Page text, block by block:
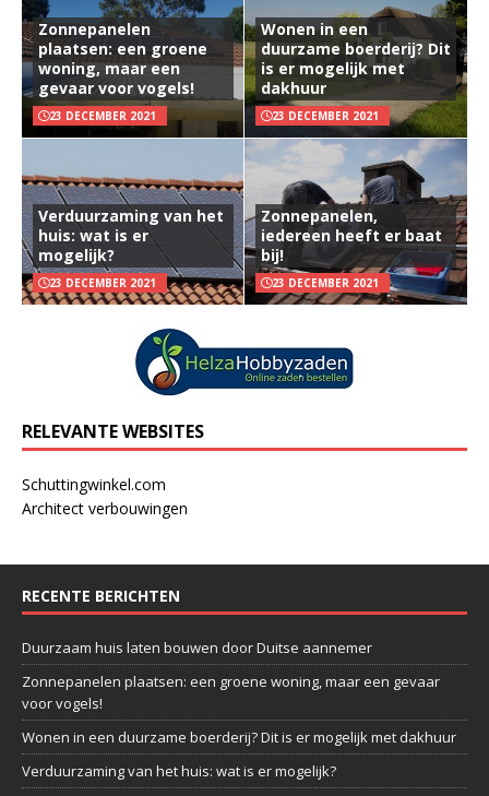
Zonnepanelen
plaatsen: een groene
woning, maar een
gevaar voor vogels!
23 DECEMBER 2021
Wonen in een
duurzame boerderij? Dit
is er mogelijk met
dakhuur
23 DECEMBER 2021
Verduurzaming van het
huis: wat is er
mogelijk?
23 DECEMBER 2021
Zonnepanelen,
iedereen heeft er baat
bij!
23 DECEMBER 2021
RELEVANTE WEBSITES
Schuttingwinkel.com
Architect verbouwingen
RECENTE BERICHTEN
Duurzaam huis laten bouwen door Duitse aannemer
Zonnepanelen plaatsen: een groene woning, maar een gevaar
voor vogels!
Wonen in een duurzame boerderij? Dit is er mogelijk met dakhuur
Verduurzaming van het huis: wat is er mogelijk?